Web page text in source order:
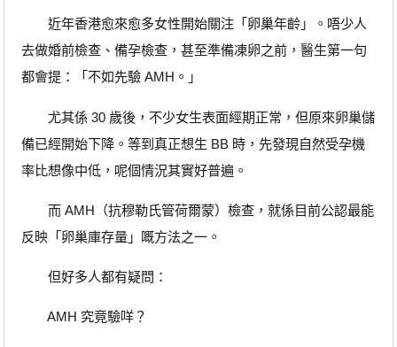
近年香港愈來愈多女性開始關注「卵巢年齡」。唔少人
去做婚前檢查、備孕檢查，甚至準備凍卵之前，醫生第一句
都會提：「不如先驗 AMH。」
尤其係 30 歲後，不少女生表面經期正常，但原來卵巢儲
備已經開始下降。等到真正想生 BB 時，先發現自然受孕機
率比想像中低，呢個情況其實好普遍。
而 AMH（抗穆勒氏管荷爾蒙）檢查，就係目前公認最能
反映「卵巢庫存量」嘅方法之一。
但好多人都有疑問：
AMH 究竟驗咩？